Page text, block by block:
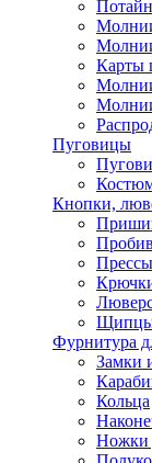
Карты
Пуговицы
Кнопки,
Щипцы
Фурнитура
Замки
Кольца
Ножки